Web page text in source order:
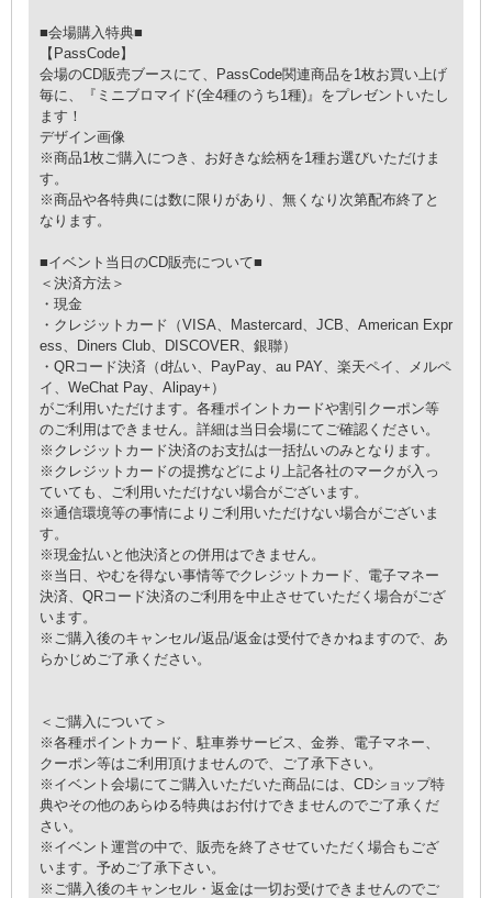
■会場購入特典■
【PassCode】
会場のCD販売ブースにて、PassCode関連商品を1枚お買い上げ
毎に、『ミニブロマイド(全4種のうち1種)』をプレゼントいたし
ます！
デザイン画像
※商品1枚ご購入につき、お好きな絵柄を1種お選びいただけま
す。
※商品や各特典には数に限りがあり、無くなり次第配布終了と
なります。
■イベント当日のCD販売について■
＜決済方法＞
・現金
・クレジットカード（VISA、Mastercard、JCB、American Expr
ess、Diners Club、DISCOVER、銀聯）
・QRコード決済（d払い、PayPay、au PAY、楽天ペイ、メルペ
イ、WeChat Pay、Alipay+）
がご利用いただけます。各種ポイントカードや割引クーポン等
のご利用はできません。詳細は当日会場にてご確認ください。
※クレジットカード決済のお支払は一括払いのみとなります。
※クレジットカードの提携などにより上記各社のマークが入っ
ていても、ご利用いただけない場合がございます。
※通信環境等の事情によりご利用いただけない場合がございま
す。
※現金払いと他決済との併用はできません。
※当日、やむを得ない事情等でクレジットカード、電子マネー
決済、QRコード決済のご利用を中止させていただく場合がござ
います。
※ご購入後のキャンセル/返品/返金は受付できかねますので、あ
らかじめご了承ください。
＜ご購入について＞
※各種ポイントカード、駐車券サービス、金券、電子マネー、
クーポン等はご利用頂けませんので、ご了承下さい。
※イベント会場にてご購入いただいた商品には、CDショップ特
典やその他のあらゆる特典はお付けできませんのでご了承くだ
さい。
※イベント運営の中で、販売を終了させていただく場合もござ
います。予めご了承下さい。
※ご購入後のキャンセル・返金は一切お受けできませんのでご